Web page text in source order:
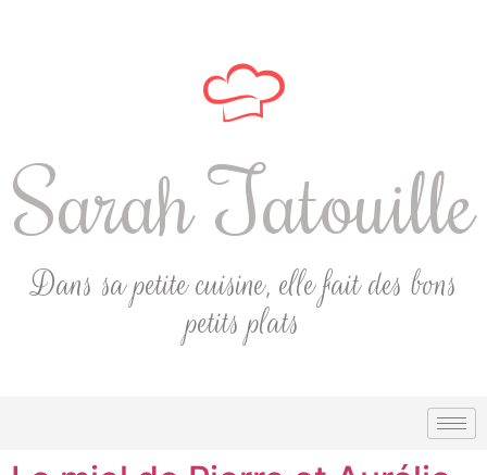
Sarah Tatouille
Dans sa petite cuisine, elle fait des bons
petits plats